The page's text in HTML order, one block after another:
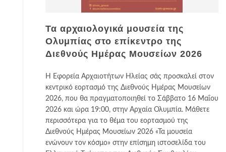
Τα αρχαιολογικά μουσεία της
Ολυμπίας στο επίκεντρο της
Διεθνούς Ημέρας Μουσείων 2026
Η Εφορεία Αρχαιοτήτων Ηλείας σάς προσκαλεί στον
κεντρικό εορτασμό της Διεθνούς Ημέρας Μουσείων
2026, που θα πραγματοποιηθεί το Σάββατο 16 Μαΐου
2026 και ώρα 19:00, στην Αρχαία Ολυμπία. Μάθετε
περισσότερα για το θέμα του εορτασμού της
Διεθνούς Ημέρας Μουσείων 2026 «Τα μουσεία
ενώνουν τον κόσμο» στην επίσημη ιστοσελίδα του